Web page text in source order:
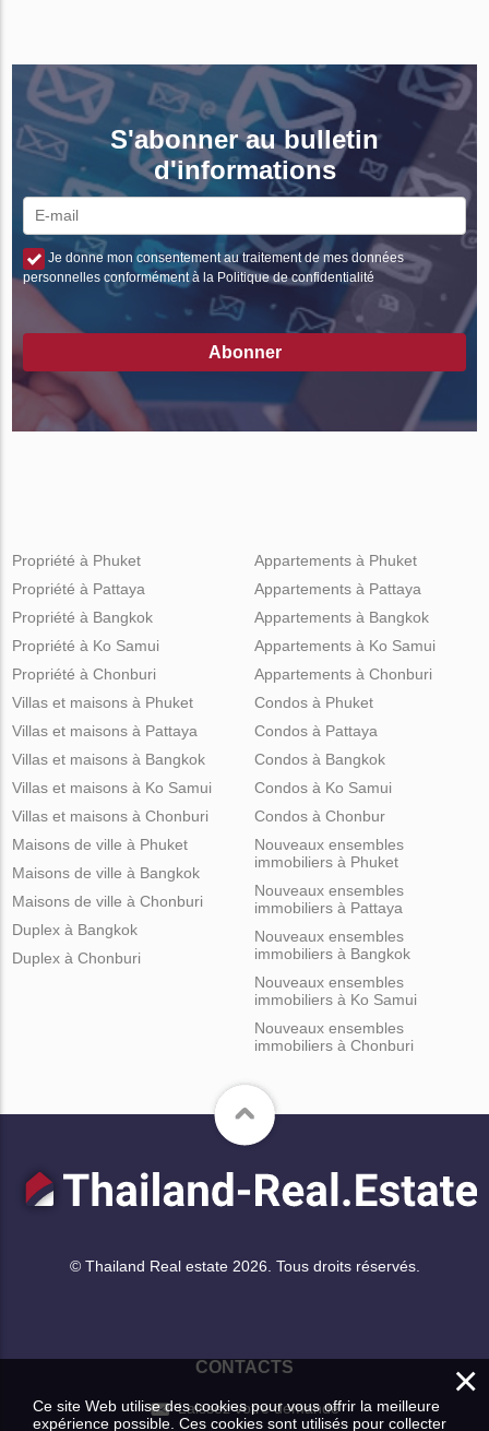
S'abonner au bulletin
d'informations
Je donne mon consentement au traitement de mes données
personnelles conformément à la Politique de confidentialité
Abonner
Propriété à Phuket
Propriété à Pattaya
Propriété à Bangkok
Propriété à Ko Samui
Propriété à Chonburi
Appartements à Phuket
Appartements à Pattaya
Appartements à Bangkok
Appartements à Ko Samui
Appartements à Chonburi
Villas et maisons à Phuket
Villas et maisons à Pattaya
Villas et maisons à Bangkok
Villas et maisons à Ko Samui
Villas et maisons à Chonburi
Condos à Phuket
Condos à Pattaya
Condos à Bangkok
Condos à Ko Samui
Condos à Chonbur
Maisons de ville à Phuket
Maisons de ville à Bangkok
Maisons de ville à Chonburi
Duplex à Bangkok
Duplex à Chonburi
Nouveaux ensembles
immobiliers à Phuket
Nouveaux ensembles
immobiliers à Pattaya
Nouveaux ensembles
immobiliers à Bangkok
Nouveaux ensembles
immobiliers à Ko Samui
Nouveaux ensembles
immobiliers à Chonburi
© Thailand Real estate 2026. Tous droits réservés.
CONTACTS
Laissez votre demande
×
Ce site Web utilise des cookies pour vous offrir la meilleure
expérience possible. Ces cookies sont utilisés pour collecter